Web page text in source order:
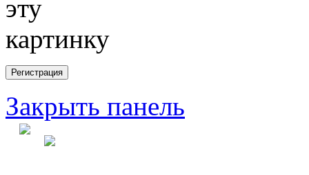
Закрыть панель